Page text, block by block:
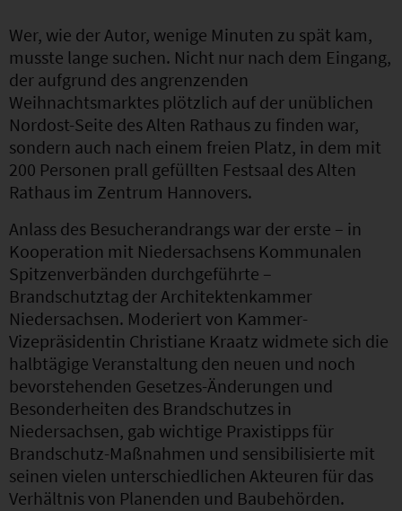
Wer, wie der Autor, wenige Minuten zu spät kam,
musste lange suchen. Nicht nur nach dem Eingang,
der aufgrund des angrenzenden
Weihnachtsmarktes plötzlich auf der unüblichen
Nordost-Seite des Alten Rathaus zu finden war,
sondern auch nach einem freien Platz, in dem mit
200 Personen prall gefüllten Festsaal des Alten
Rathaus im Zentrum Hannovers.
Anlass des Besucherandrangs war der erste – in
Kooperation mit Niedersachsens Kommunalen
Spitzenverbänden durchgeführte –
Brandschutztag der Architektenkammer
Niedersachsen. Moderiert von Kammer-
Vizepräsidentin Christiane Kraatz widmete sich die
halbtägige Veranstaltung den neuen und noch
bevorstehenden Gesetzes-Änderungen und
Besonderheiten des Brandschutzes in
Niedersachsen, gab wichtige Praxistipps für
Brandschutz-Maßnahmen und sensibilisierte mit
seinen vielen unterschiedlichen Akteuren für das
Verhältnis von Planenden und Baubehörden.